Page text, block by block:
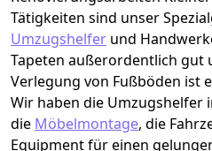
Tätigkeiten sind unser
Umzugshelfer und
Tapeten außerordentlich gut
Verlegung von Fußböden ist
Wir haben die Umzugshelfer
die Möbelmontage, die
Equipment für einen